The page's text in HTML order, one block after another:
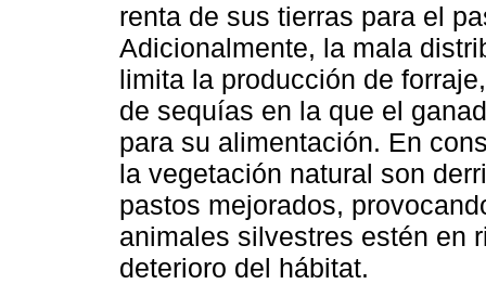
renta de sus tierras para el
Adicionalmente, la mala
limita la producción de
de sequías en la que el
para su alimentación. En
la vegetación natural son
pastos mejorados,
animales silvestres estén en
deterioro del hábitat.